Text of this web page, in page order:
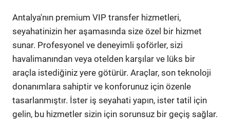
Antalya'nın premium VIP transfer hizmetleri,
seyahatinizin her aşamasında size özel bir hizmet
sunar. Profesyonel ve deneyimli şoförler, sizi
havalimanından veya otelden karşılar ve lüks bir
araçla istediğiniz yere götürür. Araçlar, son teknoloji
donanımlara sahiptir ve konforunuz için özenle
tasarlanmıştır. İster iş seyahati yapın, ister tatil için
gelin, bu hizmetler sizin için sorunsuz bir geçiş sağlar.